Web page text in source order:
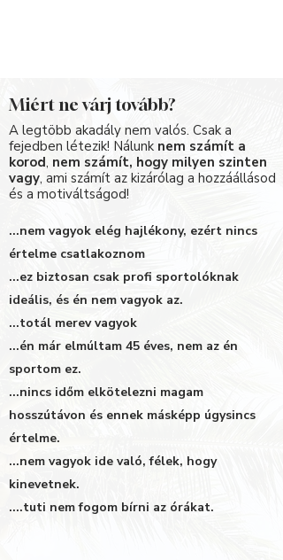
Miért ne várj tovább?
A legtöbb akadály nem valós. Csak a
fejedben létezik! Nálunk nem számít a
korod, nem számít, hogy milyen szinten
vagy, ami számít az kizárólag a hozzáállásod
és a motiváltságod!
...nem vagyok elég hajlékony, ezért nincs
értelme csatlakoznom
...ez biztosan csak profi sportolóknak
ideális, és én nem vagyok az.
...totál merev vagyok
...én már elmúltam 45 éves, nem az én
sportom ez.
...nincs időm elkötelezni magam
hosszútávon és ennek másképp úgysincs
értelme.
...nem vagyok ide való, félek, hogy
kinevetnek.
....tuti nem fogom bírni az órákat.